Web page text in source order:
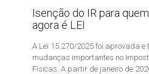
Isenção do IR para
agora é LEI
A Lei 15.270/2025 foi aprovada e
mudanças importantes no
Físicas. A partir de janeiro de